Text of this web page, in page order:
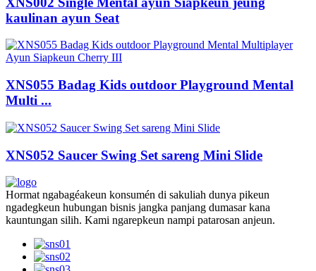
kaulinan ayun Seat
XNS055 Badag Kids outdoor Playground Mental
Multi ...
XNS052 Saucer Swing Set sareng Mini Slide
Hormat ngabagéakeun konsumén di sakuliah dunya pikeun
ngadegkeun hubungan bisnis jangka panjang dumasar kana
kauntungan silih. Kami ngarepkeun nampi patarosan anjeun.